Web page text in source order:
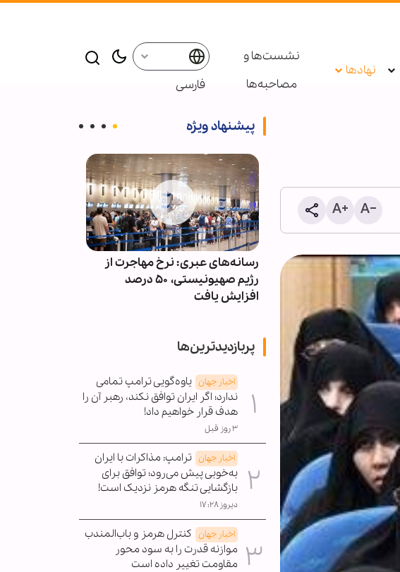
نهادها
نشست‌ها و
مصاحبه‌ها
فارسی
پیشنهاد ویژه
رضا (ع)؛ خون‌خواه و
محوری دهه پایانی
رسانه‌های عبری: نرخ مهاجرت از
رژیم صهیونیستی، ۵۰ درصد
افزایش یافت
پربازدیدترین‌ها
اخبار جهان یاوه‌گویی ترامپ تمامی
ندارد؛ اگر ایران توافق نکند، رهبر آن را
هدف قرار خواهیم داد!
۳ روز قبل
اخبار جهان ترامپ: مذاکرات با ایران
به‌خوبی پیش می‌رود؛ توافق برای
بازگشایی تنگه هرمز نزدیک است!
دیروز ۱۷:۲۸
اخبار جهان کنترل هرمز و باب‌المندب
موازنه قدرت را به سود محور
مقاومت تغییر داده است